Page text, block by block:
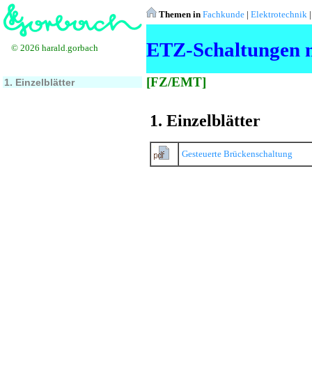
Themen in Fachkunde | Elektrotechnik
ETZ-Schaltungen
[FZ/EMT]
© 2026 harald.gorbach
1. Einzelblätter
1. Einzelblätter
Gesteuerte Brückenschaltung